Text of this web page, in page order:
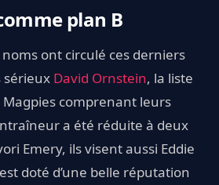
plan B
noms ont circulé ces derniers
sérieux David Ornstein, la liste
comprenant leurs
a été réduite à deux
Emery, ils visent aussi Eddie
doté d’une belle réputation